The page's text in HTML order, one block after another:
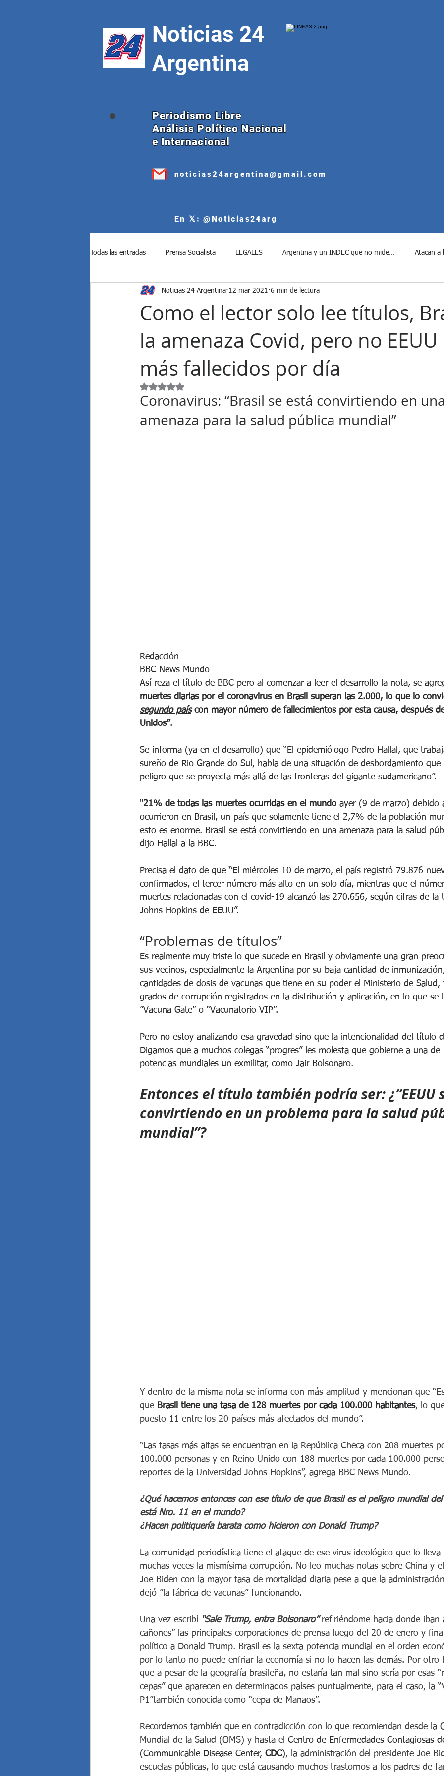
Noticias 24
Argentina
Periodismo Libre
Análisis Político Nacional
e Internacional
noticias24argentina@gmail.com
En 𝕏: @Noticias24arg
Todas las entradas Prensa Socialista LEGALES Argentina y un INDEC que no mide... Atacan a
Ataque de Israel a Irán Ataque de Javier Milei al period... ¿Fraude Libertario?
Causas contra Cristina Kirchner Cumbre entre Donald Trump y Xi J...
Diputados rechazó los vetos de M... Disposiciones Claves a las que d...
Como el lector solo lee títulos,
la amenaza Covid, pero no
más fallecidos por día
Noticias 24 Argentina 12 mar 2021 6 min de lectura
Obtuvo NaN de 5 estrellas.
Coronavirus: “Brasil se está convirtiendo en
amenaza para la salud pública mundial”
Redacción
BBC News Mundo
Así reza el título de BBC pero al comenzar a leer el desarrollo la nota, se
muertes diarias por el coronavirus en Brasil superan las 2.000, lo que lo
segundo país con mayor número de fallecimientos por esta causa, después
Unidos”.
Se informa (ya en el desarrollo) que “El epidemiólogo Pedro Hallal, que
sureño de Rio Grande do Sul, habla de una situación de desbordamiento
peligro que se proyecta más allá de las fronteras del gigante sudamericano”.
"21% de todas las muertes ocurridas en el mundo ayer (9 de marzo) debido
ocurrieron en Brasil, un país que solamente tiene el 2,7% de la población
esto es enorme. Brasil se está convirtiendo en una amenaza para la salud
dijo Hallal a la BBC.
Precisa el dato de que “El miércoles 10 de marzo, el país registró 79.876
confirmados, el tercer número más alto en un solo día, mientras que el
muertes relacionadas con el covid-19 alcanzó las 270.656, según cifras de la
Johns Hopkins de EEUU”.
“Problemas de títulos”
Es realmente muy triste lo que sucede en Brasil y obviamente una gran
sus vecinos, especialmente la Argentina por su baja cantidad de
cantidades de dosis de vacunas que tiene en su poder el Ministerio de
grados de corrupción registrados en la distribución y aplicación, en lo que se
”Vacuna Gate” o “Vacunatorio VIP”.
Pero no estoy analizando esa gravedad sino que la intencionalidad del título
Digamos que a muchos colegas “progres” les molesta que gobierne a una
potencias mundiales un exmilitar, como Jair Bolsonaro.
Entonces el título también podría ser: ¿“EEUU
convirtiendo en un problema para la salud
mundial”?
Y dentro de la misma nota se informa con más amplitud y mencionan que
que Brasil tiene una tasa de 128 muertes por cada 100.000 habitantes, lo
puesto 11 entre los 20 países más afectados del mundo”.
“Las tasas más altas se encuentran en la República Checa con 208 muertes
100.000 personas y en Reino Unido con 188 muertes por cada 100.000
reportes de la Universidad Johns Hopkins”, agrega BBC News Mundo.
¿Qué hacemos entonces con ese título de que Brasil es el peligro mundial
está Nro. 11 en el mundo?
¿Hacen politiquería barata como hicieron con Donald Trump?
La comunidad periodística tiene el ataque de ese virus ideológico que lo
muchas veces la mismísima corrupción. No leo muchas notas sobre China y
Joe Biden con la mayor tasa de mortalidad diaria pese a que la
dejó ”la fábrica de vacunas” funcionando.
Una vez escribí “Sale Trump, entra Bolsonaro” refiriéndome hacia donde iban
cañones” las principales corporaciones de prensa luego del 20 de enero y
político a Donald Trump. Brasil es la sexta potencia mundial en el orden
por lo tanto no puede enfriar la economía si no lo hacen las demás. Por
que a pesar de la geografía brasileña, no estaría tan mal sino sería por esas
cepas” que aparecen en determinados países puntualmente, para el caso, la
P1”también conocida como “cepa de Manaos”.
Recordemos también que en contradicción con lo que recomiendan desde la
Mundial de la Salud (OMS) y hasta el Centro de Enfermedades Contagiosas
(Communicable Disease Center, CDC), la administración del presidente Joe
escuelas públicas, lo que está causando muchos trastornos a los padres de